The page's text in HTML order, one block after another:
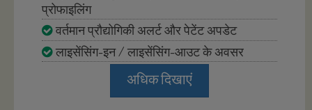
प्रोफाइलिंग
वर्तमान प्रौद्योगिकी अलर्ट और पेटेंट अपडेट
लाइसेंसिंग-इन / लाइसेंसिंग-आउट के अवसर
अधिक दिखाएं